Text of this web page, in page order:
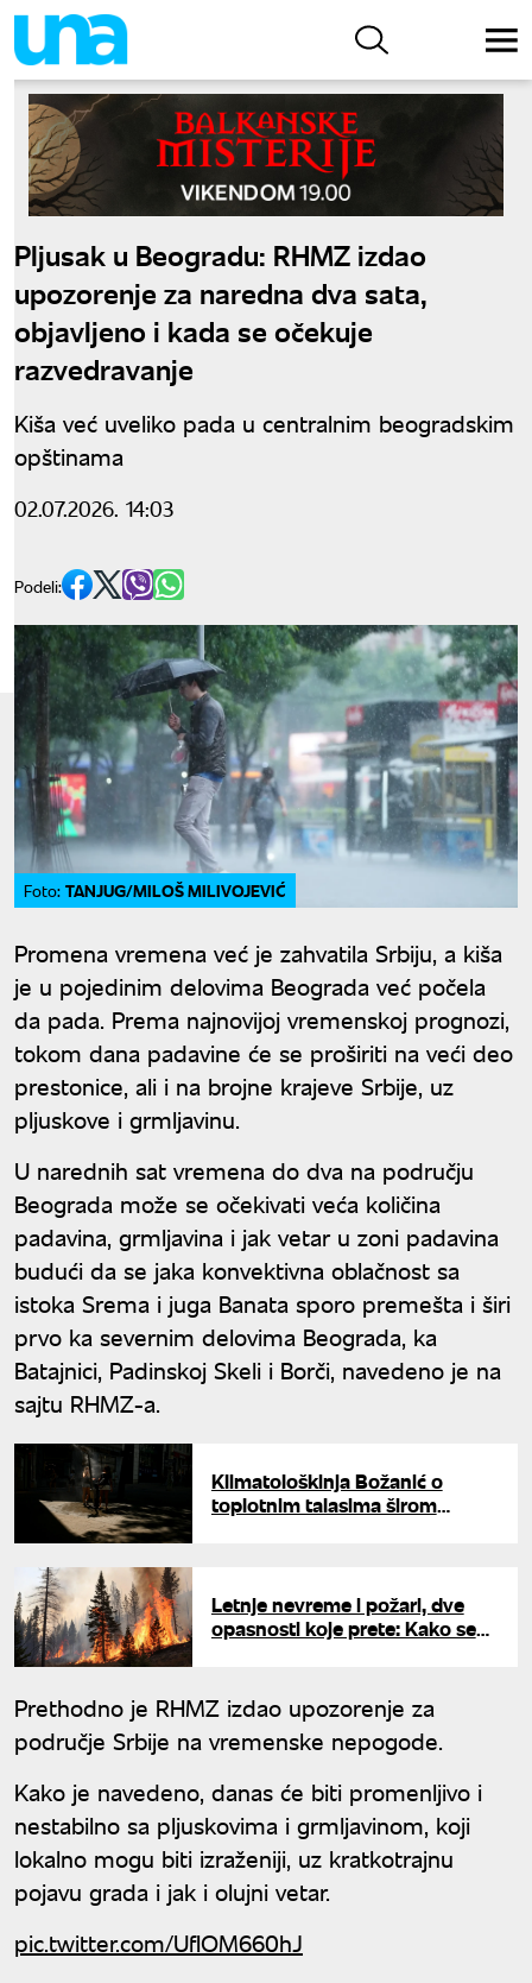
Pljusak u Beogradu: RHMZ izdao
upozorenje za naredna dva sata,
objavljeno i kada se očekuje
razvedravanje
Kiša već uveliko pada u centralnim beogradskim
opštinama
02.07.2026. 14:03
Podeli:
Foto: TANJUG/MILOŠ MILIVOJEVIĆ
Promena vremena već je zahvatila Srbiju, a kiša
je u pojedinim delovima Beograda već počela
da pada. Prema najnovijoj vremenskoj prognozi,
tokom dana padavine će se proširiti na veći deo
prestonice, ali i na brojne krajeve Srbije, uz
pljuskove i grmljavinu.
U narednih sat vremena do dva na području
Beograda može se očekivati veća količina
padavina, grmljavina i jak vetar u zoni padavina
budući da se jaka konvektivna oblačnost sa
istoka Srema i juga Banata sporo premešta i širi
prvo ka severnim delovima Beograda, ka
Batajnici, Padinskoj Skeli i Borči, navedeno je na
sajtu RHMZ-a.
Klimatološkinja Božanić o
toplotnim talasima širom
Letnje nevreme i požari, dve
opasnosti koje prete: Kako se
Prethodno je RHMZ izdao upozorenje za
područje Srbije na vremenske nepogode.
Kako je navedeno, danas će biti promenljivo i
nestabilno sa pljuskovima i grmljavinom, koji
lokalno mogu biti izraženiji, uz kratkotrajnu
pojavu grada i jak i olujni vetar.
pic.twitter.com/UfIOM660hJ